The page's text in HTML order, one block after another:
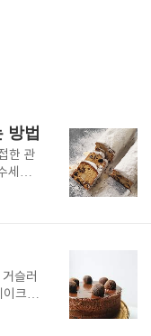
방법
한 관
세기
었습
, 기
렌과
절
니다.
사용
슬러
이크와
기 위